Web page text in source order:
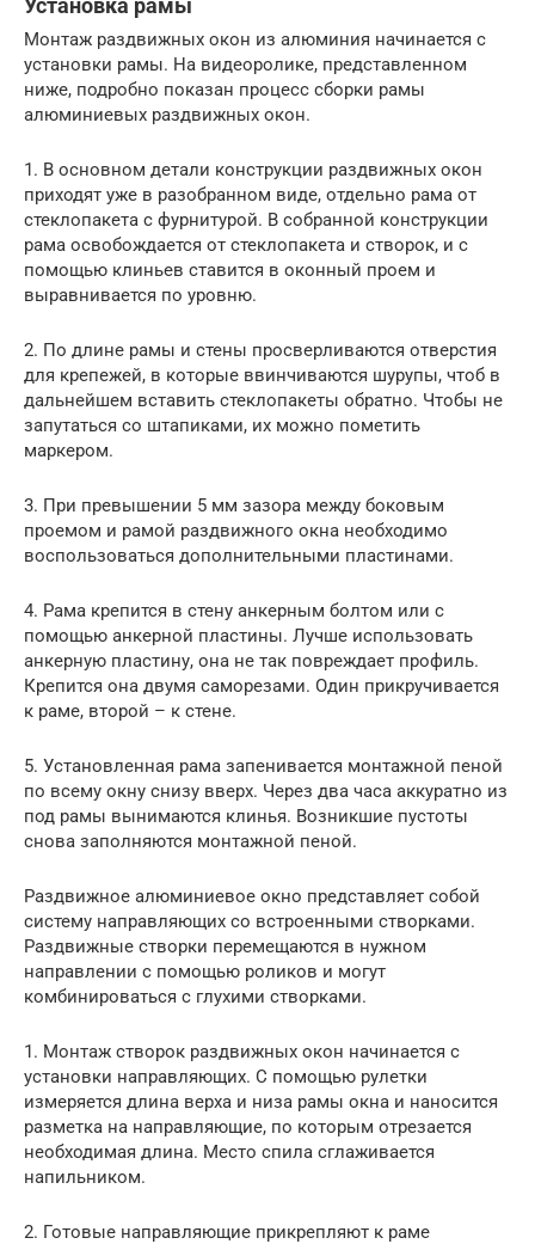
Установка рамы
Монтаж раздвижных окон из алюминия начинается с
установки рамы. На видеоролике, представленном
ниже, подробно показан процесс сборки рамы
алюминиевых раздвижных окон.
1. В основном детали конструкции раздвижных окон
приходят уже в разобранном виде, отдельно рама от
стеклопакета с фурнитурой. В собранной конструкции
рама освобождается от стеклопакета и створок, и с
помощью клиньев ставится в оконный проем и
выравнивается по уровню.
2. По длине рамы и стены просверливаются отверстия
для крепежей, в которые ввинчиваются шурупы, чтоб в
дальнейшем вставить стеклопакеты обратно. Чтобы не
запутаться со штапиками, их можно пометить
маркером.
3. При превышении 5 мм зазора между боковым
проемом и рамой раздвижного окна необходимо
воспользоваться дополнительными пластинами.
4. Рама крепится в стену анкерным болтом или с
помощью анкерной пластины. Лучше использовать
анкерную пластину, она не так повреждает профиль.
Крепится она двумя саморезами. Один прикручивается
к раме, второй – к стене.
5. Установленная рама запенивается монтажной пеной
по всему окну снизу вверх. Через два часа аккуратно из
под рамы вынимаются клинья. Возникшие пустоты
снова заполняются монтажной пеной.
Раздвижное алюминиевое окно представляет собой
систему направляющих со встроенными створками.
Раздвижные створки перемещаются в нужном
направлении с помощью роликов и могут
комбинироваться с глухими створками.
1. Монтаж створок раздвижных окон начинается с
установки направляющих. С помощью рулетки
измеряется длина верха и низа рамы окна и наносится
разметка на направляющие, по которым отрезается
необходимая длина. Место спила сглаживается
напильником.
2. Готовые направляющие прикрепляют к раме